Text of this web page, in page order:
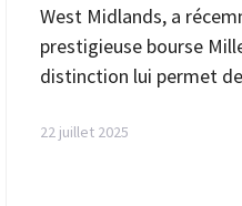
West Midlands, a
prestigieuse bourse
distinction lui permet
22 juillet 2025